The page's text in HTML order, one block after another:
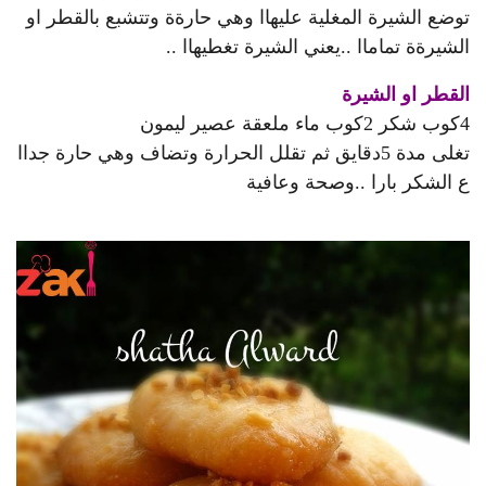
توضع الشيرة المغلية عليهاا وهي حارةة وتتشبع بالقطر او
الشيرةة تماماا ..يعني الشيرة تغطيهاا ..
القطر او الشيرة
4كوب شكر 2كوب ماء ملعقة عصير ليمون
تغلى مدة 5دقايق ثم تقلل الحرارة وتضاف وهي حارة جداا
ع الشكر بارا ..وصحة وعافية